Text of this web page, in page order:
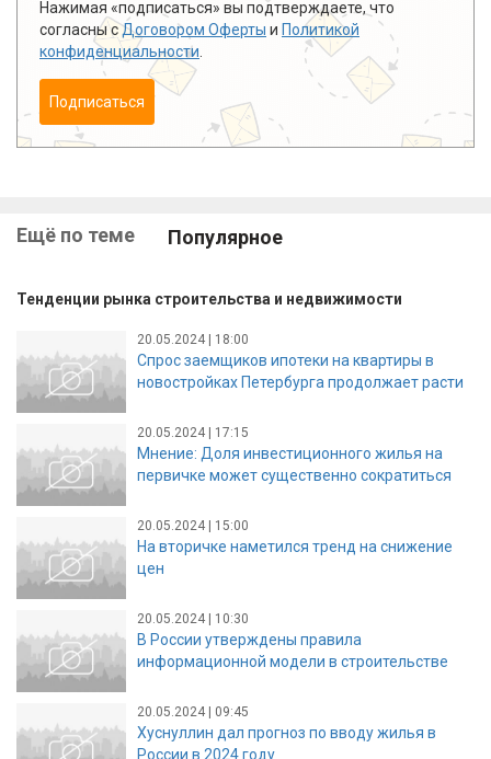
Нажимая «подписаться» вы подтверждаете, что
согласны сДоговором Оферты и Политикой
конфиденциальности
Подписаться
Ещё по теме Популярное
Тенденции рынка строительства и недвижимости
20.05.2024 | 18:00
Спрос заемщиков ипотеки на квартиры в
новостройках Петербурга продолжает расти
20.05.2024 | 17:15
Мнение: Доля инвестиционного жилья на
первичке может существенно сократиться
20.05.2024 | 15:00
На вторичке наметился тренд на снижение
цен
20.05.2024 | 10:30
В России утверждены правила
информационной модели в строительстве
20.05.2024 | 09:45
Хуснуллин дал прогноз по вводу жилья в
России в 2024 году